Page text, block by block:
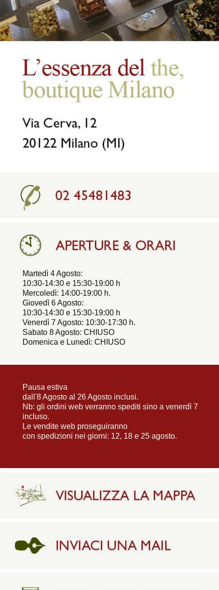
Martedì 4 Agosto:
10:30-14:30 e 15:30-19:00 h
Mercoledì: 14:00-19:00 h.
Giovedì 6 Agosto:
10:30-14:30 e 15:30-19:00 h
Venerdì 7 Agosto: 10:30-17:30 h.
Sabato 8 Agosto: CHIUSO
Domenica e Lunedì: CHIUSO
Pausa estiva
dall'8 Agosto al 26 Agosto inclusi.
Nb: gli ordini web verranno spediti sino a venerdì 7
incluso.
Le vendite web proseguiranno
con spedizioni nei giorni: 12, 18 e 25 agosto.